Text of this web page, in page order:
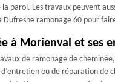
paroi. Les travaux peuvent
ramonage 60 pour
à Morienval et ses
de ramonage de
ou de réparation